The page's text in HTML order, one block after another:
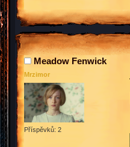
Meadow Fenwick
Mrzimor
Příspěvků: 2